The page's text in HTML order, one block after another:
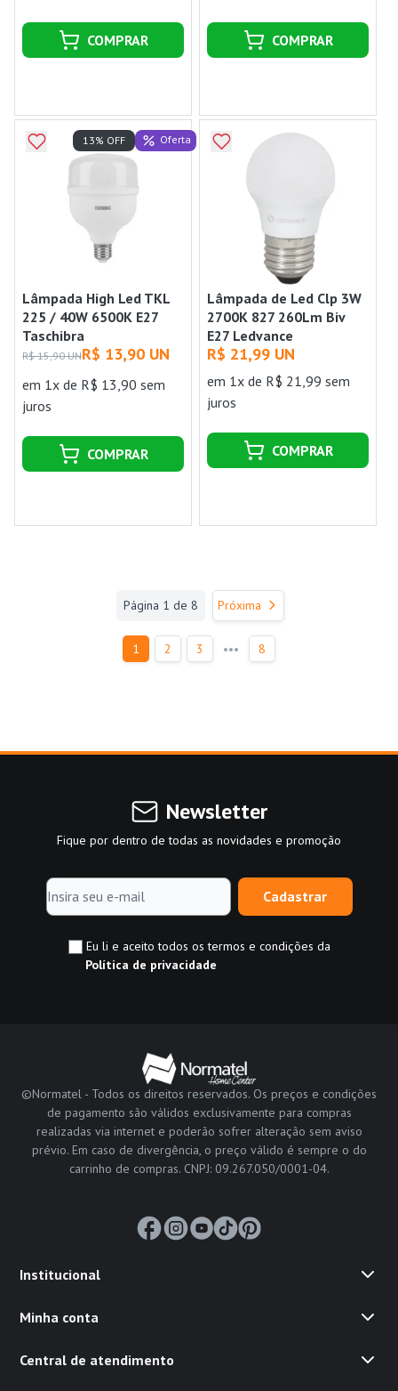
COMPRAR COMPRAR
Lâmpada High Led TKL
225 / 40W 6500K E27
Taschibra
R$ 15,90 UNR$ 13,90 UN
em 1x de R$ 13,90 sem
juros
13% OFF Oferta
COMPRAR
Lâmpada de Led Clp 3W
2700K 827 260Lm Biv
E27 Ledvance
R$ 21,99 UN
em 1x de R$ 21,99 sem
juros
COMPRAR
Página 1 de 8 Próxima
1 2 3 ••• 8
Newsletter
Fique por dentro de todas as novidades e promoção
Cadastrar
Eu li e aceito todos os termos e condições da
Política de privacidade
©Normatel - Todos os direitos reservados. Os preços e condições
de pagamento são válidos exclusivamente para compras
realizadas via internet e poderão sofrer alteração sem aviso
prévio. Em caso de divergência, o preço válido é sempre o do
carrinho de compras. CNPJ: 09.267.050/0001-04.
Institucional
Minha conta
Central de atendimento